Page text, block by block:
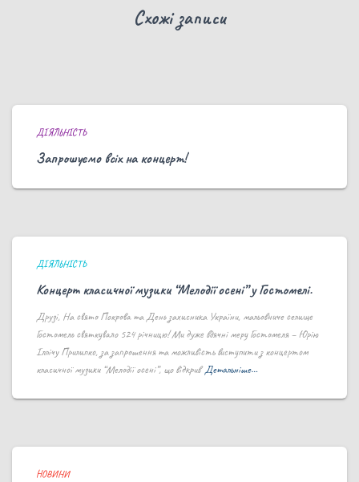
Схожі записи
ДІЯЛЬНІСТЬ
Запрошуємо всіх на концерт!
ДІЯЛЬНІСТЬ
Концерт класичної музики “Мелодії осені” у Гостомелі.
Друзі, На свято Покрова та День захисника України, мальовниче селище
Гостомель святкувало 524 річницю! Ми дуже вдячні меру Гостомеля – Юрію
Іллічу Прилипко, за запрошення та можливість виступити з концертом
класичної музики “Мелодії осені”, що відкрив Детальніше…
НОВИНИ